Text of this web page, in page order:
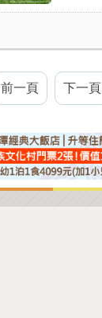
前一頁 下一頁